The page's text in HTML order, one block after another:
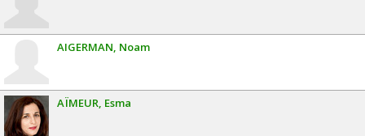
AIGERMAN Noam
AÏMEUR Esma